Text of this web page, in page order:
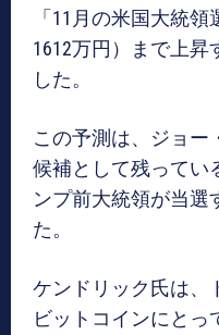
「11月の米国大統
1612万円）まで上
した。
この予測は、ジョー
候補として残ってい
ンプ前大統領が当選
た。
ケンドリック氏は、
ビットコインにとっ